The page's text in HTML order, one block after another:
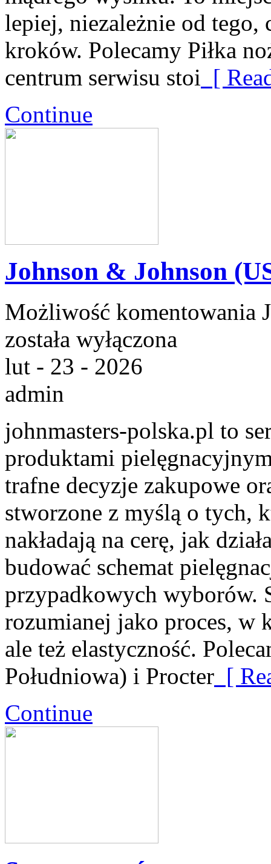
lepiej, niezależnie od tego,
kroków. Polecamy Piłka
centrum serwisu stoi [
Continue
Johnson & Johnson
Możliwość komentowania
została wyłączona
lut - 23 - 2026
admin
johnmasters-polska.pl to
produktami
trafne decyzje zakupowe
stworzone z myślą o tych,
nakładają na cerę, jak
budować schemat
przypadkowych wyborów.
rozumianej jako proces, w
ale też elastyczność.
Południowa) i Procter [
Continue